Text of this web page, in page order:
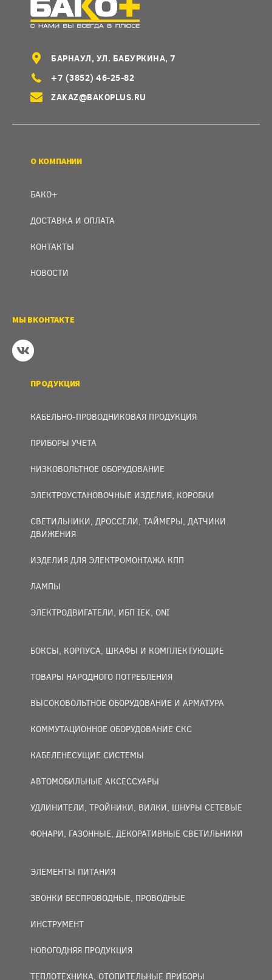
БАРНАУЛ, УЛ. БАБУРКИНА, 7
+7 (3852) 46-25-82
ZAKAZ@BAKOPLUS.RU
О КОМПАНИИ
БАКО+
ДОСТАВКА И ОПЛАТА
КОНТАКТЫ
НОВОСТИ
МЫ ВКОНТАКТЕ
ПРОДУКЦИЯ
КАБЕЛЬНО-ПРОВОДНИКОВАЯ ПРОДУКЦИЯ
ПРИБОРЫ УЧЕТА
НИЗКОВОЛЬТНОЕ ОБОРУДОВАНИЕ
ЭЛЕКТРОУСТАНОВОЧНЫЕ ИЗДЕЛИЯ, КОРОБКИ
СВЕТИЛЬНИКИ, ДРОССЕЛИ, ТАЙМЕРЫ, ДАТЧИКИ
ДВИЖЕНИЯ
ИЗДЕЛИЯ ДЛЯ ЭЛЕКТРОМОНТАЖА КПП
ЛАМПЫ
ЭЛЕКТРОДВИГАТЕЛИ, ИБП IEK, ONI
БОКСЫ, КОРПУСА, ШКАФЫ И КОМПЛЕКТУЮЩИЕ
ТОВАРЫ НАРОДНОГО ПОТРЕБЛЕНИЯ
ВЫСОКОВОЛЬТНОЕ ОБОРУДОВАНИЕ И АРМАТУРА
КОММУТАЦИОННОЕ ОБОРУДОВАНИЕ СКС
КАБЕЛЕНЕСУЩИЕ СИСТЕМЫ
АВТОМОБИЛЬНЫЕ АКСЕССУАРЫ
УДЛИНИТЕЛИ, ТРОЙНИКИ, ВИЛКИ, ШНУРЫ СЕТЕВЫЕ
ФОНАРИ, ГАЗОННЫЕ, ДЕКОРАТИВНЫЕ СВЕТИЛЬНИКИ
ЭЛЕМЕНТЫ ПИТАНИЯ
ЗВОНКИ БЕСПРОВОДНЫЕ, ПРОВОДНЫЕ
ИНСТРУМЕНТ
НОВОГОДНЯЯ ПРОДУКЦИЯ
ТЕПЛОТЕХНИКА, ОТОПИТЕЛЬНЫЕ ПРИБОРЫ